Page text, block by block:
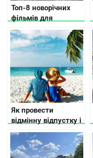
Топ-8 новорічних
фільмів для
сімейного перегляду
Як провести
відмінну відпустку і
не витрачати
великих грошей